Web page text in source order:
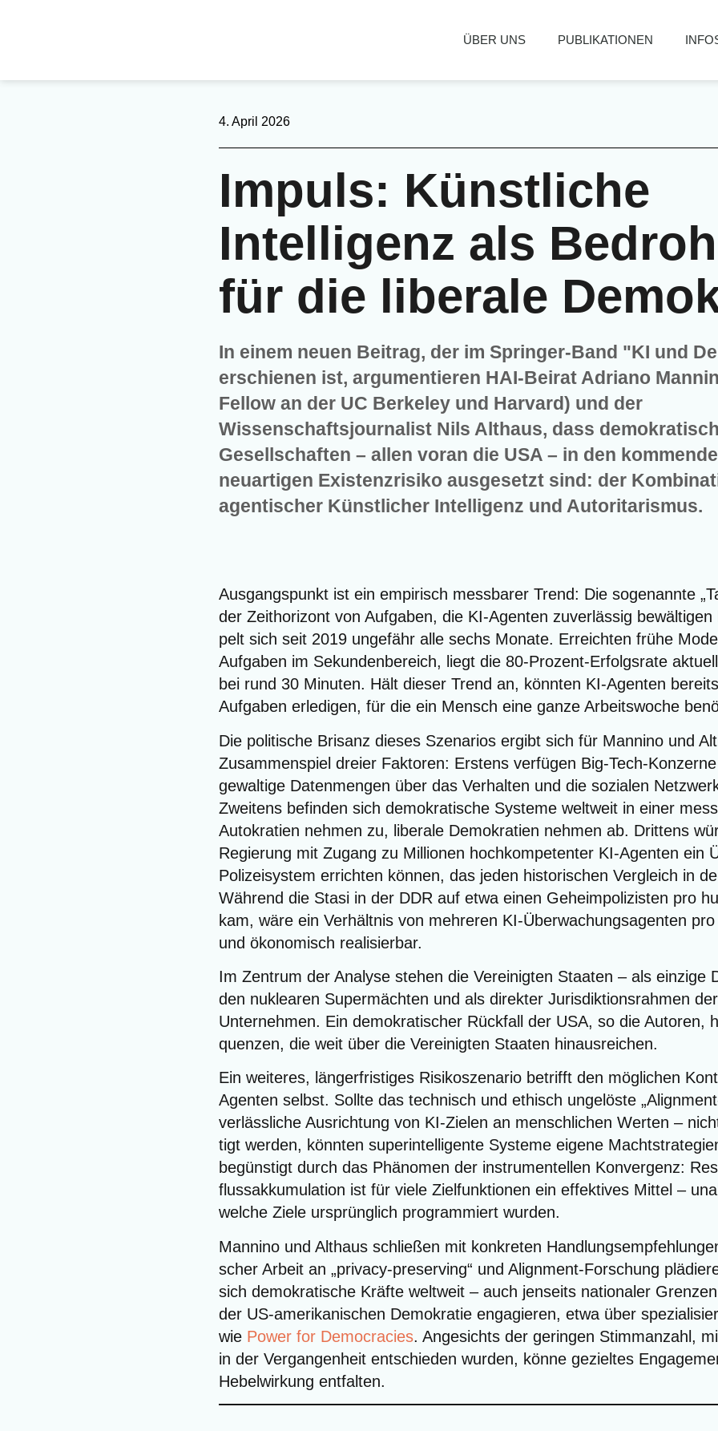
ÜBER UNS PUBLIKATIONEN
4. April 2026
Impuls: Künstliche
Intelligenz als
für die liberale
In einem neuen Beitrag, der im Springer-Band "KI und
erschienen ist, argumentieren HAI-Beirat Adriano
Fellow an der UC Berkeley und Harvard) und der
Wissenschaftsjournalist Nils Althaus, dass
Gesellschaften – allen voran die USA – in den
neuartigen Existenzrisiko ausgesetzt sind: der
agentischer Künstlicher Intelligenz und Autoritarismus.
Aus­gangs­punkt ist ein empi­risch mess­ba­rer Trend: Die soge­nann­te
der Zeit­ho­ri­zont von Auf­ga­ben, die KI-Agen­ten zuver­läs­sig
pelt sich seit 2019 unge­fähr alle sechs Mona­te. Erreich­ten frü­he
Auf­ga­ben im Sekun­den­be­reich, liegt die 80-Pro­zent-Erfolgs­ra­te
bei rund 30 Minu­ten. Hält die­ser Trend an, könn­ten KI-Agen­ten
Auf­ga­ben erle­di­gen, für die ein Mensch eine gan­ze Arbeits­wo­che
Die poli­ti­sche Bri­sanz die­ses Sze­na­ri­os ergibt sich für Man­ni­no und
Zusam­men­spiel drei­er Fak­to­ren: Ers­tens ver­fü­gen Big-Tech-
gewal­ti­ge Daten­men­gen über das Ver­hal­ten und die sozia­len
Zwei­tens befin­den sich demo­kra­ti­sche Sys­te­me welt­weit in einer
Auto­kra­tien neh­men zu, libe­ra­le Demo­kra­tien neh­men ab. Drit­tens
Regie­rung mit Zugang zu Mil­lio­nen hoch­kom­pe­ten­ter KI-Agen­ten ein
Poli­zei­sys­tem errich­ten kön­nen, das jeden his­to­ri­schen Ver­gleich in
Wäh­rend die Sta­si in der DDR auf etwa einen Geheim­po­li­zis­ten pro
kam, wäre ein Ver­hält­nis von meh­re­ren KI-Über­wa­chungs­agen­ten
und öko­no­misch realisierbar.
Im Zen­trum der Ana­ly­se ste­hen die Ver­ei­nig­ten Staa­ten – als ein­zi­ge
den nuklea­ren Super­mäch­ten und als direk­ter Juris­dik­ti­ons­rah­men
Unter­neh­men. Ein demo­kra­ti­scher Rück­fall der USA, so die Autoren,
quen­zen, die weit über die Ver­ei­nig­ten Staa­ten hinausreichen.
Ein wei­te­res, län­ger­fris­ti­ges Risi­ko­sze­na­rio betrifft den mög­li­chen
Agen­ten selbst. Soll­te das tech­nisch und ethisch unge­lös­te
ver­läss­li­che Aus­rich­tung von KI-Zie­len an mensch­li­chen Wer­ten –
tigt wer­den, könn­ten super­in­tel­li­gen­te Sys­te­me eige­ne
begüns­tigt durch das Phä­no­men der instru­men­tel­len Kon­ver­genz:
fluss­ak­ku­mu­la­ti­on ist für vie­le Ziel­funk­tio­nen ein effek­ti­ves Mit­tel –
wel­che Zie­le ursprüng­lich pro­gram­miert wurden.
Man­ni­no und Alt­haus schlie­ßen mit kon­kre­ten
scher Arbeit an „pri­va­cy-pre­ser­ving“ und Ali­gnment-For­schung
sich demo­kra­ti­sche Kräf­te welt­weit – auch jen­seits natio­na­ler
der US-ame­ri­ka­ni­schen Demo­kra­tie enga­gie­ren, etwa über
wie Power for Demo­cra­ci­es. Ange­sichts der gerin­gen Stimm­an­zahl,
in der Ver­gan­gen­heit ent­schie­den wur­den, kön­ne geziel­tes
Hebel­wir­kung entfalten.